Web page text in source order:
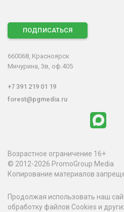
ПОДПИСАТЬСЯ
660068, Красноярск
Мичурина, 3в, оф.405
+7 391 219 01 19
forest@pgmedia.ru
Возрастное ограничение 16+
© 2012-2026 PromoGroup Media
Копирование материалов
Продолжая использовать наш
обработку файлов Cookies и